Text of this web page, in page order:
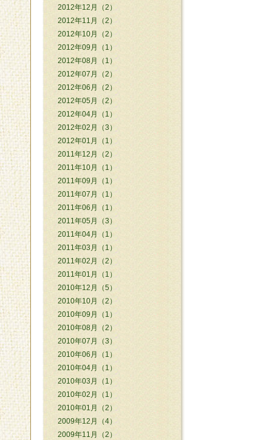
2012年12月（2）
2012年11月（2）
2012年10月（2）
2012年09月（1）
2012年08月（1）
2012年07月（2）
2012年06月（2）
2012年05月（2）
2012年04月（1）
2012年02月（3）
2012年01月（1）
2011年12月（2）
2011年10月（1）
2011年09月（1）
2011年07月（1）
2011年06月（1）
2011年05月（3）
2011年04月（1）
2011年03月（1）
2011年02月（2）
2011年01月（1）
2010年12月（5）
2010年10月（2）
2010年09月（1）
2010年08月（2）
2010年07月（3）
2010年06月（1）
2010年04月（1）
2010年03月（1）
2010年02月（1）
2010年01月（2）
2009年12月（4）
2009年11月（2）